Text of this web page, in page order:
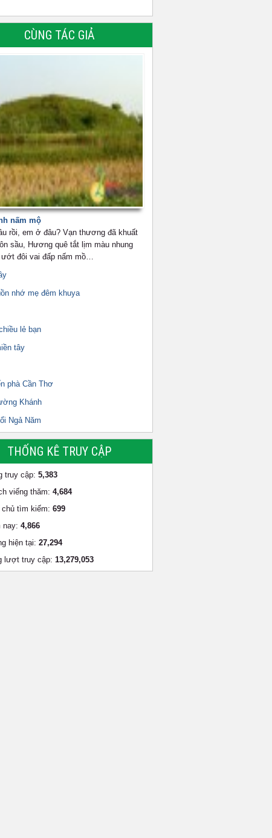
CÙNG TÁC GIẢ
nấm mộ
rồi, em ở đâu? Vạn thương đã khuất
sầu, Hương quê tắt lịm màu nhung
đôi vai đấp nấm mồ…
nhớ mẹ đêm khuya
lẻ bạn
tây
phà Cần Thơ
Khánh
Ngả Năm
THỐNG KÊ TRUY CẬP
truy cập: 5,383
viếng thăm: 4,684
chủ tìm kiếm: 699
nay: 4,866
hiện tại: 27,294
lượt truy cập: 13,279,053